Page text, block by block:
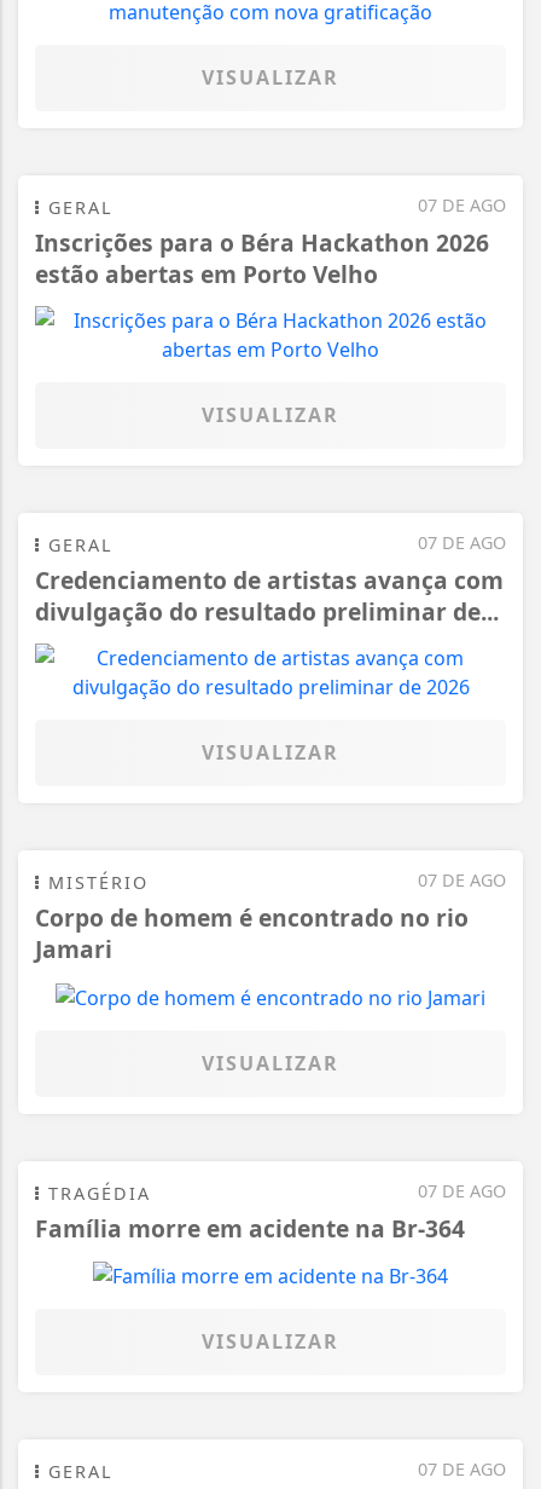
VISUALIZAR
07 DE AGO
GERAL
Inscrições para o Béra Hackathon 2026
estão abertas em Porto Velho
VISUALIZAR
07 DE AGO
GERAL
Credenciamento de artistas avança com
divulgação do resultado preliminar de...
VISUALIZAR
07 DE AGO
MISTÉRIO
Corpo de homem é encontrado no rio
Jamari
VISUALIZAR
07 DE AGO
TRAGÉDIA
Família morre em acidente na Br-364
VISUALIZAR
07 DE AGO
GERAL